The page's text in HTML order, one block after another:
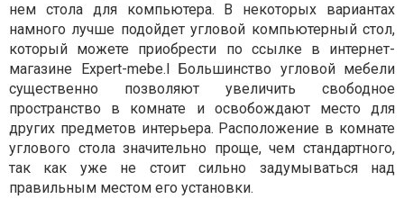
нем стола для компьютера. В некоторых вариантах
намного лучше подойдет угловой компьютерный стол,
который можете приобрести по ссылке в интернет-
магазине Expert-mebe.l Большинство угловой мебели
существенно позволяют увеличить свободное
пространство в комнате и освобождают место для
других предметов интерьера. Расположение в комнате
углового стола значительно проще, чем стандартного,
так как уже не стоит сильно задумываться над
правильным местом его установки.